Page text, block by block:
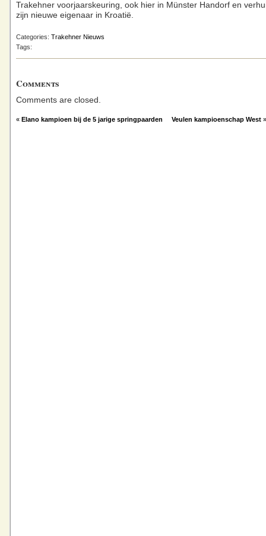
Trakehner voorjaarskeuring, ook hier in Münster Handorf en
zijn nieuwe eigenaar in Kroatië.
Categories: Trakehner Nieuws
Tags:
Comments
Comments are closed.
« Elano kampioen bij de 5 jarige springpaarden Veulen kampioenschap West »